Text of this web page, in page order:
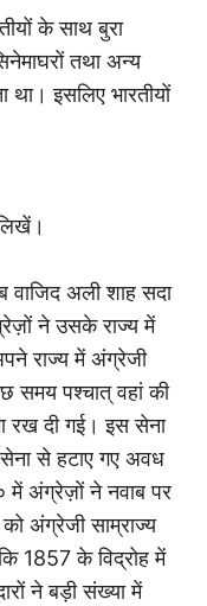
के साथ बुरा
तथा अन्य
था। इसलिए भारतीयों
वाजिद अली शाह सदा
ने उसके राज्य में
राज्य में अंग्रेजी
समय पश्चात् वहां की
रख दी गई। इस सेना
सेना से हटाए गए अवध
अंग्रेज़ों ने नवाब पर
अंग्रेजी साम्राज्य
1857 के विद्रोह में
ने बड़ी संख्या में